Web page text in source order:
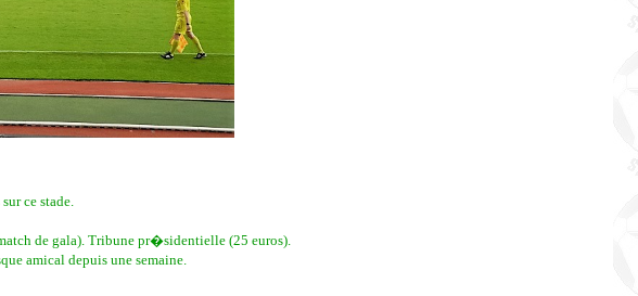
ce stade.
de gala). Tribune pr�sidentielle (25 euros).
amical depuis une semaine.